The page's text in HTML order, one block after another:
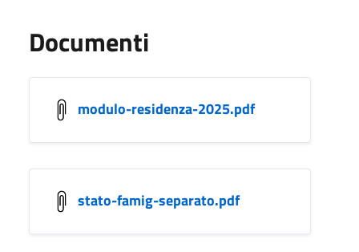
Documenti
modulo-residenza-2025.pdf
stato-famig-separato.pdf